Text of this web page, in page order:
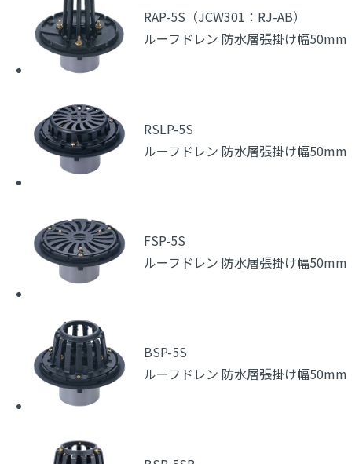
RAP-5S（JCW301：RJ-AB）
ルーフドレン 防水層張掛け幅50mm
RSLP-5S
ルーフドレン 防水層張掛け幅50mm
FSP-5S
ルーフドレン 防水層張掛け幅50mm
BSP-5S
ルーフドレン 防水層張掛け幅50mm